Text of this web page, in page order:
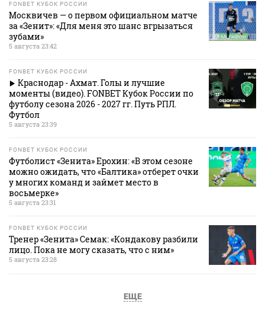
FONBET КУБОК РОССИИ
Москвичев — о первом официальном матче
за «Зенит»: «Для меня это шанс вгрызаться
зубами»
5 августа 23:42
FONBET КУБОК РОССИИ
Краснодар - Ахмат. Голы и лучшие
моменты (видео). FONBET Кубок России по
футболу сезона 2026 - 2027 гг. Путь РПЛ.
Футбол
5 августа 23:39
FONBET КУБОК РОССИИ
Футболист «Зенита» Ерохин: «В этом сезоне
можно ожидать, что «Балтика» отберет очки
у многих команд и займет место в
восьмерке»
5 августа 23:31
FONBET КУБОК РОССИИ
Тренер «Зенита» Семак: «Кондакову разбили
лицо. Пока не могу сказать, что с ним»
5 августа 23:28
ЕЩЕ